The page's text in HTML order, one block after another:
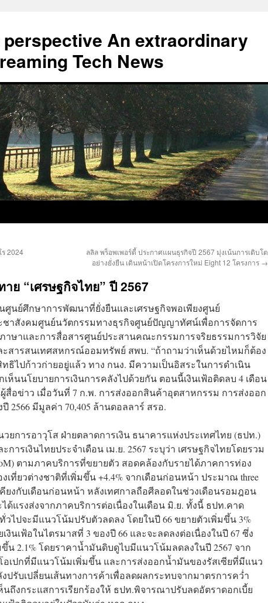
An extraordinary
Tech News
2024
ลลิล พร็อพเพอร์ตี้ ประกาศแผนธุรกิจปี 2567 มุ่งเน้นการเติบโต
อย่างยั่งยืน เดินหน้าเปิดโครงการใหม่ Eight 12 โครงการ →
ย “เศรษฐกิจไทย” ปี 2567
นย์ศึกษาการพัฒนาที่ยั่งยืนและเศรษฐกิจพอเพียงศูนย์
าสังคมศูนย์นวัตกรรมทางธุรกิจศูนย์ปัญญาทัศน์เพื่อการจัดการ
ษาและการสื่อสารศูนย์ประสานคณะกรรมการจริยธรรมการวิจัย
ารสนเทศสหกรณ์ออมทรัพย์ สพบ. “ถ้าถามว่าเห็นด้วยไหมก็ต้อง
ธิไปก้าวก่ายอยู่แล้ว ทาง กนง. มีความเป็นอิสระในการดำเนิน
เห็นนโยบายการเงินการคลังไปด้วยกัน ตอนนี้เงินเฟ้อติดลบ 4 เดือน
สื่อข่าว เมื่อวันที่ 7 ก.พ. การส่งออกสินค้าอุตสาหกรรม การส่งออก
2566 มีมูลค่า 70,405 ล้านดอลลาร์ สรอ.
ยการอาวุโส ฝ่ายตลาดการเงิน ธนาคารแห่งประเทศไทย (ธปท.)
การเงินไทยประจำเดือน เม.ย. 2567 ระบุว่า เศรษฐกิจไทยโดยรวม
ตามภาคบริการที่ขยายตัว สอดคล้องกับรายได้ภาคการท่อง
ที่ยวต่างชาติที่เพิ่มขึ้น +4.4% จากเดือนก่อนหน้า ประมาณ three
คียงกับเดือนก่อนหน้า หลังเทศกาลถือศีลอดในช่วงเดือนรอมฎอน
ด้แรงส่งจากภาคบริการต่อเนื่องในเดือน มิ.ย. ทั้งนี้ ธปท.คาด
วไปจะมีแนวโน้มปรับตัวลดลง โดยในปี 66 ขยายตัวเพิ่มขึ้น 3%
งินเฟ้อในไตรมาสที่ 3 ของปี 66 และจะลดลงต่อเนื่องในปี 67 ซึ่ง
น 2.1% โดยราคาน้ำมันดิบดูไบมีแนวโน้มลดลงในปี 2567 จาก
เปกที่มีแนวโน้มเพิ่มขึ้น และการส่งออกน้ำมันของรัสเซียที่มีแนว
ปรับเปลี่ยนเส้นทางการค้าเพื่อลดผลกระทบจากมาตรการคว่ำ
นถึงกระแสการเรียกร้องให้ ธปท.พิจารณาปรับลดอัตราดอกเบี้ย